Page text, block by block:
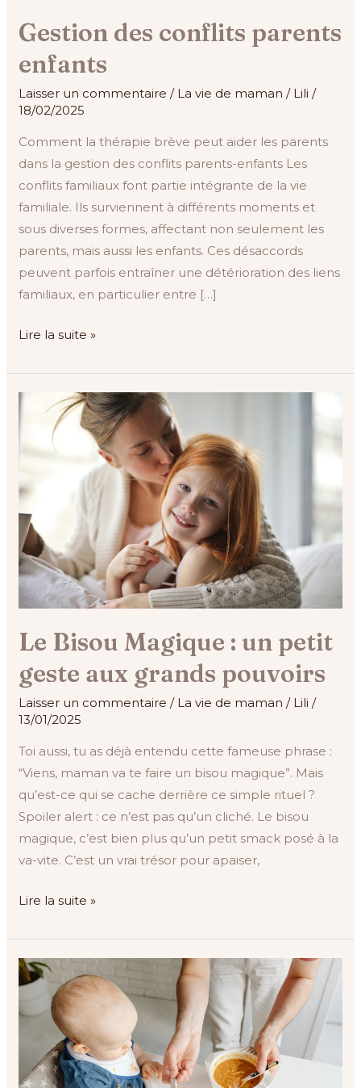
Gestion des conflits parents
enfants
Laisser un commentaire / La vie de maman / Lili/
18/02/2025
Comment la thérapie brève peut aider les parents
dans la gestion des conflits parents-enfants Les
conflits familiaux font partie intégrante de la vie
familiale. Ils surviennent à différents moments et
sous diverses formes, affectant non seulement les
parents, mais aussi les enfants. Ces désaccords
peuvent parfois entraîner une détérioration des liens
familiaux, en particulier entre […]
Lire la suite »
Le Bisou Magique : un petit
geste aux grands pouvoirs
Laisser un commentaire / La vie de maman / Lili/
13/01/2025
Toi aussi, tu as déjà entendu cette fameuse phrase :
“Viens, maman va te faire un bisou magique”. Mais
qu’est-ce qui se cache derrière ce simple rituel ?
Spoiler alert : ce n’est pas qu’un cliché. Le bisou
magique, c’est bien plus qu’un petit smack posé à la
va-vite. C’est un vrai trésor pour apaiser,
Le
Magique
un
petit
geste
aux
grands
pouvoirs
Lire la suite »
Diversifier
l’alimentation
de
entre
joie